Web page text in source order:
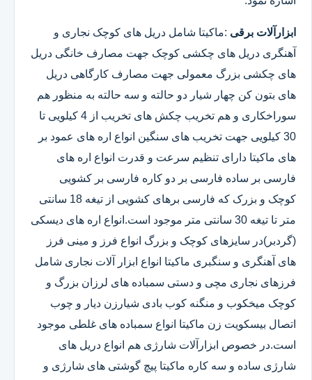
ابزارآلات برقی :ماکیتا شامل دریل های کوچک نجاری و
آهنگری دریل های چکشی کوچک جهت مصارف خانگی دریل
های چکشی بزرگ معمولی جهت مصارف کارگاهی دریل
های بتون کن چهار شیار دو حالته و سه حالته به منظور هم
سوراخکاری و هم تخریب چکش های تخریب از 4 کیلویی تا
30 کیلویی جهت تخریب های سنگین انواع اره های عمود بر
های ماکیتا دارای تنظیم سرعت و قدرت انواع اره های
فارسی بر ساده فارسی بر دو کاره فارسی بر کشویی
کوچک و بزرک که فارسی برهای کشویی از تیغه 18 سانتی
متر تا تیغه 30 سانتی متر موجود است.انواع اره های دیسکی
(گردبر)در سایزهای کوچک و بزرگ انواع فرز و مینی فرز
های آهنگری و سنگبری ماکیتا انواع ابزار آلات نجاری شامل
فرزهای نجاری مچی و دستی سمباده های لرزان بزرگ و
کوچک میخکوب و منگنه کوب بادی شیارزن دیار و چوب
اتصال بیسکویت زن ماکیتا انواع سمباده های غلطی موجود
است.در خصوص ابزارآلات شارژی هم انواع دریل های
شارژی ساده و سه کاره ماکیتا پیچ گوشتی های شارژی و